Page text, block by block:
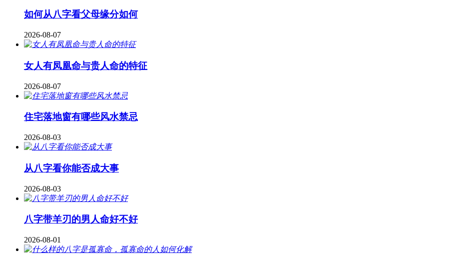
如何从八字看父母缘分如何
2026-08-07
女人有凤凰命与贵人命的特征
2026-08-07
住宅落地窗有哪些风水禁忌
2026-08-03
从八字看你能否成大事
2026-08-03
八字带羊刃的男人命好不好
2026-08-01